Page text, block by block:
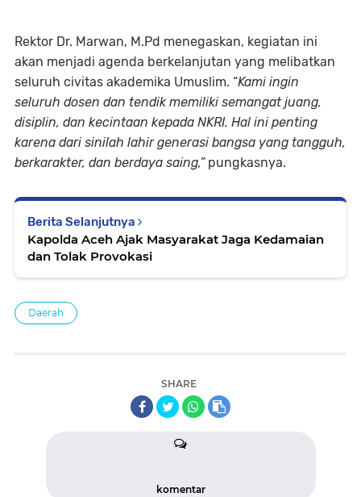
Rektor Dr. Marwan, M.Pd menegaskan, kegiatan ini
akan menjadi agenda berkelanjutan yang melibatkan
seluruh civitas akademika Umuslim. “Kami ingin
seluruh dosen dan tendik memiliki semangat juang,
disiplin, dan kecintaan kepada NKRI. Hal ini penting
karena dari sinilah lahir generasi bangsa yang tangguh,
berkarakter, dan berdaya saing,”pungkasnya.
Berita Selanjutnya
Kapolda Aceh Ajak Masyarakat Jaga Kedamaian
dan Tolak Provokasi
Daerah
SHARE
komentar